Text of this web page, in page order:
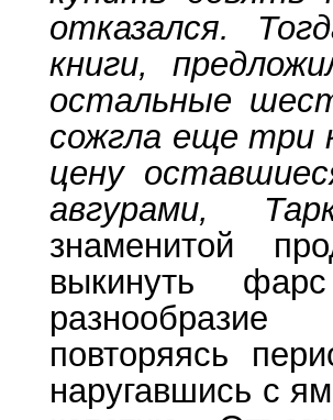
отказался.
книги,
остальные
сожгла еще три
цену
авгурами,
знаменитой
выкинуть
повторяясь
наругавшись с